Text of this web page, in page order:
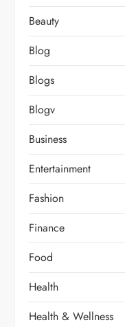
Beauty
Blog
Blogs
Blogv
Business
Entertainment
Fashion
Finance
Food
Health
Health & Wellness